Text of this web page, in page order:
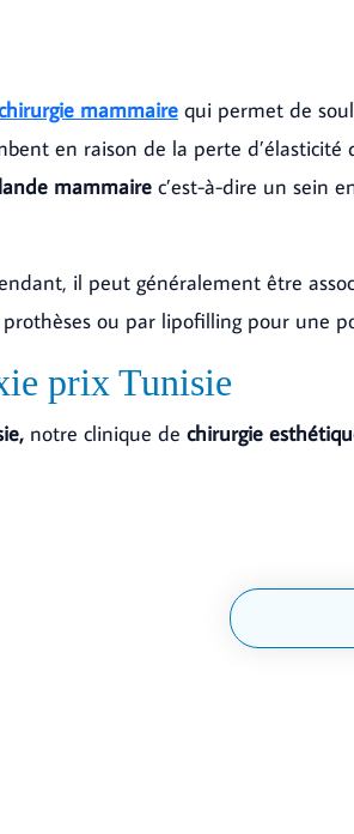
mammaire qui permet de
en raison de la perte
mammaire c’est-à-dire un sein
il peut généralement être
ou par lipofilling pour une
prix Tunisie
notre clinique de chirurgie